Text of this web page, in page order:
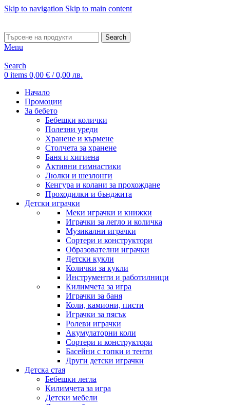
Skip to navigation Skip to main content
Search
Menu
Search
0 items 0,00 € / 0,00 лв.
Начало
Промоции
За бебето
Бебешки колички
Полезни уреди
Хранене и кърмене
Столчета за хранене
Баня и хигиена
Активни гимнастики
Люлки и шезлонги
Кенгура и колани за прохождане
Проходилки и бънджита
Детски играчки
Меки играчки и книжки
Играчки за легло и количка
Музикални играчки
Сортери и конструктори
Образователни играчки
Детски кукли
Колички за кукли
Инструменти и работилници
Килимчета за игра
Играчки за баня
Коли, камиони, писти
Играчки за пясък
Ролеви играчки
Акумулаторни коли
Сортери и конструктори
Басейни с топки и тенти
Други детски играчки
Детска стая
Бебешки легла
Килимчета за игра
Детски мебели